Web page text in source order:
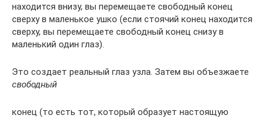
находится внизу, вы перемещаете свободный конец
сверху в маленькое ушко (если стоячий конец находится
сверху, вы перемещаете свободный конец снизу в
маленький один глаз).
Это создает реальный глаз узла. Затем вы объезжаете
свободный
конец (то есть тот, который образует настоящую